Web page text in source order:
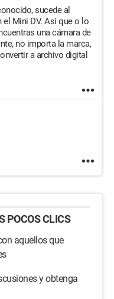
sucede al
el Mini DV. Así que o lo
una cámara de
no importa la marca,
a archivo digital
POCOS CLICS
aquellos que
y obtenga